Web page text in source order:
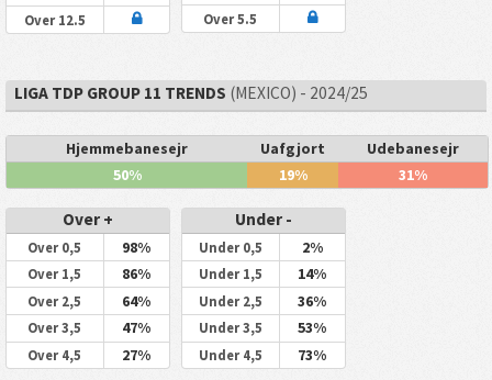
Over 12.5
Over 5.5
LIGA TDP GROUP 11 TRENDS (MEXICO) - 2024/25
Hjemmebanesejr Uafgjort
Udebanesejr
50%
19% 31%
Over +
Over 0,5 98%
Over 1,5 86%
Over 2,5 64%
Over 3,5 47%
Over 4,5 27%
Under -
Under 0,5 2%
Under 1,5 14%
Under 2,5 36%
Under 3,5 53%
Under 4,5 73%